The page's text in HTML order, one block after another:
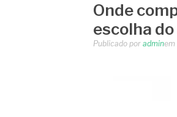
Onde
escolha
Publicado por adminem